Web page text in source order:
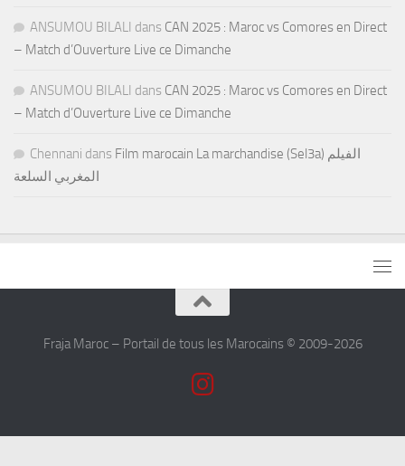
ANSUMOU BILALI dans CAN 2025 : Maroc vs Comores en Direct
– Match d’Ouverture Live ce Dimanche
ANSUMOU BILALI dans CAN 2025 : Maroc vs Comores en Direct
– Match d’Ouverture Live ce Dimanche
Chennani dans Film marocain La marchandise (Sel3a) الفيلم
المغربي السلعة
Fraja Maroc – Portail de tous les Marocains © 2009-2026